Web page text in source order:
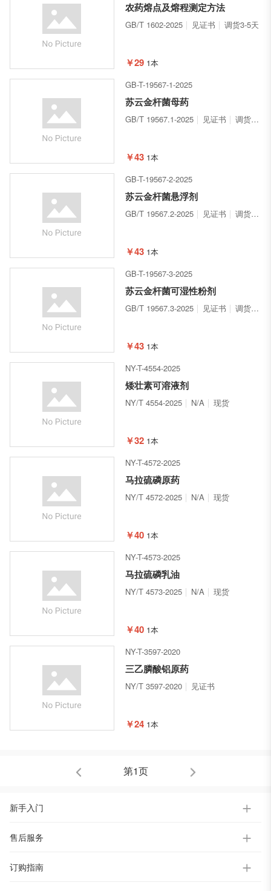
农药熔点及熔程测定方法
GB/T 1602-2025 见证书 调货3-5天
￥29 1本
GB-T-19567-1-2025
苏云金杆菌母药
GB/T 19567.1-2025 见证书 调货3-5天
￥43 1本
GB-T-19567-2-2025
苏云金杆菌悬浮剂
GB/T 19567.2-2025 见证书 调货3-5天
￥43 1本
GB-T-19567-3-2025
苏云金杆菌可湿性粉剂
GB/T 19567.3-2025 见证书 调货3-5天
￥43 1本
NY-T-4554-2025
矮壮素可溶液剂
NY/T 4554-2025 N/A 现货
￥32 1本
NY-T-4572-2025
马拉硫磷原药
NY/T 4572-2025 N/A 现货
￥40 1本
NY-T-4573-2025
马拉硫磷乳油
NY/T 4573-2025 N/A 现货
￥40 1本
NY-T-3597-2020
三乙膦酸铝原药
NY/T 3597-2020 见证书
￥24 1本
第1页
新手入门
售后服务
订购指南